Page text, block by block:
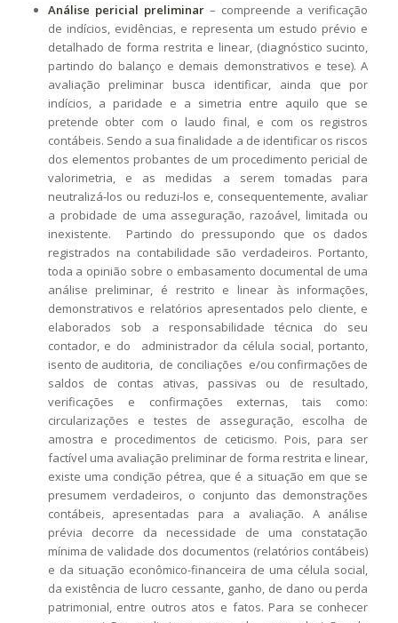
Análise pericial preliminar– compreende a verificação
de indícios, evidências, e representa um estudo prévio e
detalhado de forma restrita e linear, (diagnóstico sucinto,
partindo do balanço e demais demonstrativos e tese). A
avaliação preliminar busca identificar, ainda que por
indícios, a paridade e a simetria entre aquilo que se
pretende obter com o laudo final, e com os registros
contábeis. Sendo a sua finalidade a de identificar os riscos
dos elementos probantes de um procedimento pericial de
valorimetria, e as medidas a serem tomadas para
neutralizá-los ou reduzi-los e, consequentemente, avaliar
a probidade de uma asseguração, razoável, limitada ou
inexistente. Partindo do pressupondo que os dados
registrados na contabilidade são verdadeiros. Portanto,
toda a opinião sobre o embasamento documental de uma
análise preliminar, é restrito e linear às informações,
demonstrativos e relatórios apresentados pelo cliente, e
elaborados sob a responsabilidade técnica do seu
contador, e do administrador da célula social, portanto,
isento de auditoria, de conciliações e/ou confirmações de
saldos de contas ativas, passivas ou de resultado,
verificações e confirmações externas, tais como:
circularizações e testes de asseguração, escolha de
amostra e procedimentos de ceticismo. Pois, para ser
factível uma avaliação preliminar de forma restrita e linear,
existe uma condição pétrea, que é a situação em que se
presumem verdadeiros, o conjunto das demonstrações
contábeis, apresentadas para a avaliação. A análise
prévia decorre da necessidade de uma constatação
mínima de validade dos documentos (relatórios contábeis)
e da situação econômico-financeira de uma célula social,
da existência de lucro cessante, ganho, de dano ou perda
patrimonial, entre outros atos e fatos. Para se conhecer